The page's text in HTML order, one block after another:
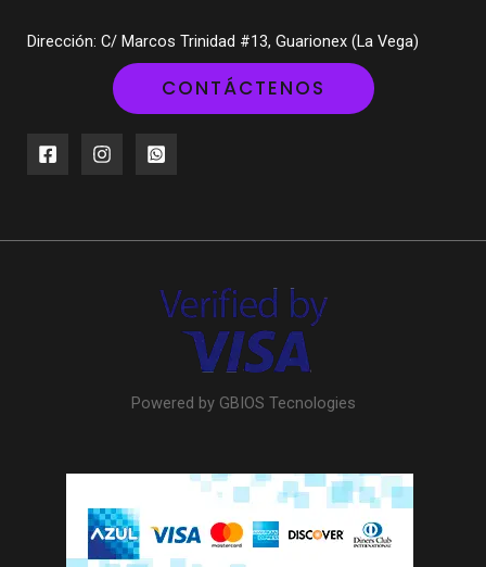
Dirección: C/ Marcos Trinidad #13, Guarionex (La Vega)
CONTÁCTENOS
Powered by GBIOS Tecnologies